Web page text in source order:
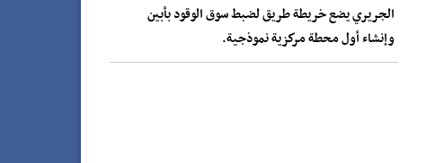
الجريري يضع خريطة طريق لضبط سوق الوقود بأبين
وإنشاء أول محطة مركزية نموذجية.